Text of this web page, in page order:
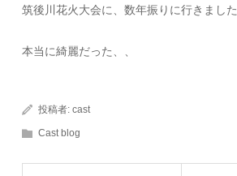
筑後川花火大会に、数年振りに行きました
本当に綺麗だった、、
投稿者:cast
Cast blog